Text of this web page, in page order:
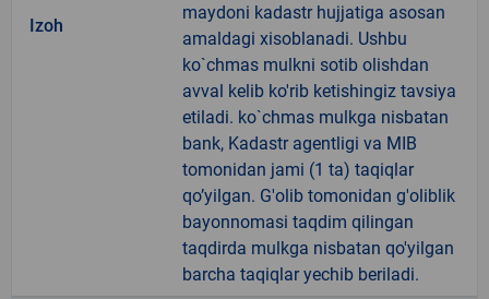
Izoh
maydoni kadastr hujjatiga asosan
amaldagi xisoblanadi. Ushbu
ko`chmas mulkni sotib olishdan
avval kelib ko'rib ketishingiz tavsiya
etiladi. ko`chmas mulkga nisbatan
bank, Kadastr agentligi va MIB
tomonidan jami (1 ta) taqiqlar
qo’yilgan. G'olib tomonidan g'oliblik
bayonnomasi taqdim qilingan
taqdirda mulkga nisbatan qo'yilgan
barcha taqiqlar yechib beriladi.